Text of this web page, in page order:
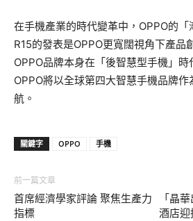
在手機產業的時代變革中，OPPO的「
R15的發表是OPPO更寬闊視角下產品
OPPO品牌本身在「後智慧型手機」時
OPPO將以全球第四大智慧手機品牌
航。
關鍵字 OPPO 手機
前一篇文章
首席經濟學家評論 聚焦生產力
指標
「晶
酒店迎